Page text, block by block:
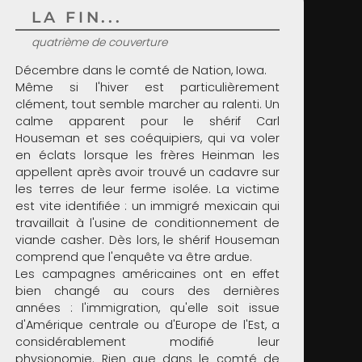
LA FIN...
quatrième de couverture
Décembre dans le comté de Nation, Iowa.
Même si l'hiver est particulièrement
clément, tout semble marcher au ralenti. Un
calme apparent pour le shérif Carl
Houseman et ses coéquipiers, qui va voler
en éclats lorsque les frères Heinman les
appellent après avoir trouvé un cadavre sur
les terres de leur ferme isolée. La victime
est vite identifiée : un immigré mexicain qui
travaillait à l'usine de conditionnement de
viande casher. Dès lors, le shérif Houseman
comprend que l'enquête va être ardue.
Les campagnes américaines ont en effet
bien changé au cours des dernières
années : l'immigration, qu'elle soit issue
d'Amérique centrale ou d'Europe de l'Est, a
considérablement modifié leur
physionomie. Rien que dans le comté de